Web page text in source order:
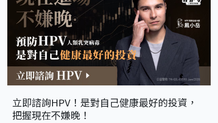
立即諮詢HPV！是對自己健康最好的投資，
把握現在不嫌晚！